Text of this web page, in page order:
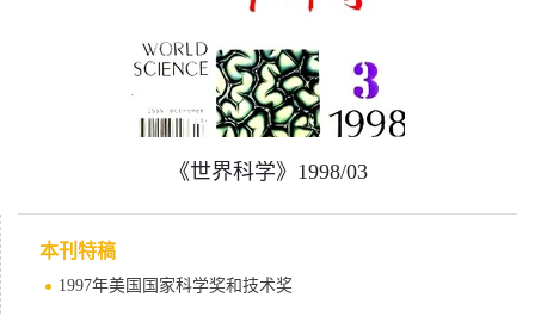
《世界科学》1998/03
本刊特稿
1997年美国国家科学奖和技术奖